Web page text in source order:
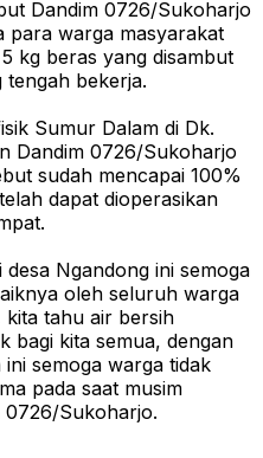
Dandim 0726/Sukoharjo
para warga masyarakat
kg beras yang disambut
tengah bekerja.
Sumur Dalam di Dk.
Dandim 0726/Sukoharjo
sudah mencapai 100%
dapat dioperasikan
Ngandong ini semoga
oleh seluruh warga
tahu air bersih
bagi kita semua, dengan
semoga warga tidak
pada saat musim
0726/Sukoharjo.